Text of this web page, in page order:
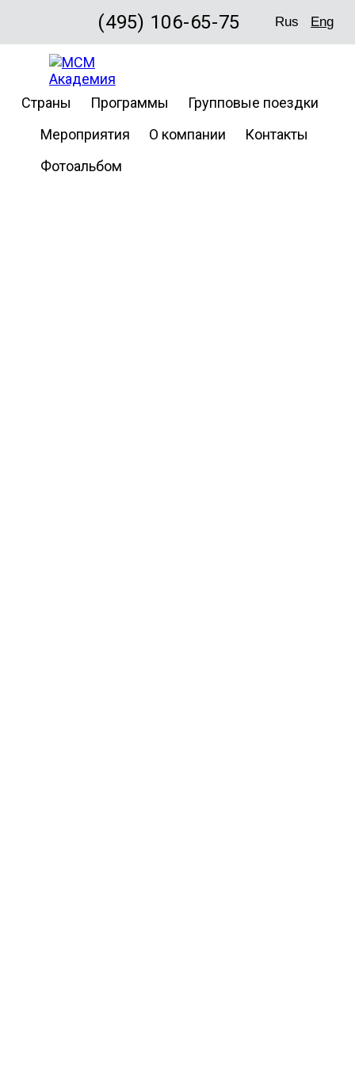
(495) 106-65-75 Rus Eng
Страны Программы
Групповые поездки
Мероприятия
О компании
Контакты
Фотоальбом